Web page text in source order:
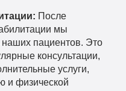
После
мы
пациентов. Это
консультации,
услуги,
и физической